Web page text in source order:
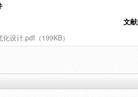
文
设计.pdf（199KB）